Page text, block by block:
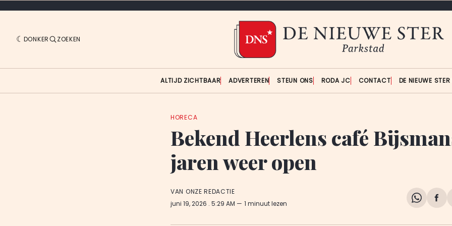
DONKER ZOEKEN
ALTIJD ZICHTBAAR ADVERTEREN STEUN ONS RODA JC CONTACT DE NIEUWE
HORECA
Bekend Heerlens café
jaren weer open
VAN ONZE REDACTIE
juni 19, 2026 . 5:29 AM 1 minuut lezen
Share